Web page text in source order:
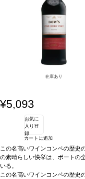
在庫あり
¥5,093
お気に
入り登
録
カートに追加
この名高いワインコンペの歴史
の素晴らしい快挙は、ポートの
いる。
テイスティングノート：深みの
この名高いワインコンペの歴史